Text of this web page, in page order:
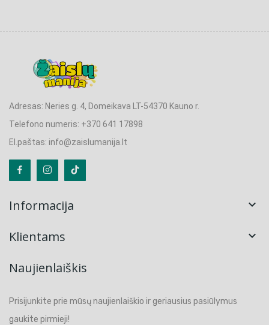
Adresas: Neries g. 4, Domeikava LT-54370 Kauno r.
Telefono numeris: +370 641 17898
El.paštas: info@zaislumanija.lt
Informacija 
Klientams 
Naujienlaiškis
Prisijunkite prie mūsų naujienlaiškio ir geriausius pasiūlymus
gaukite pirmieji!